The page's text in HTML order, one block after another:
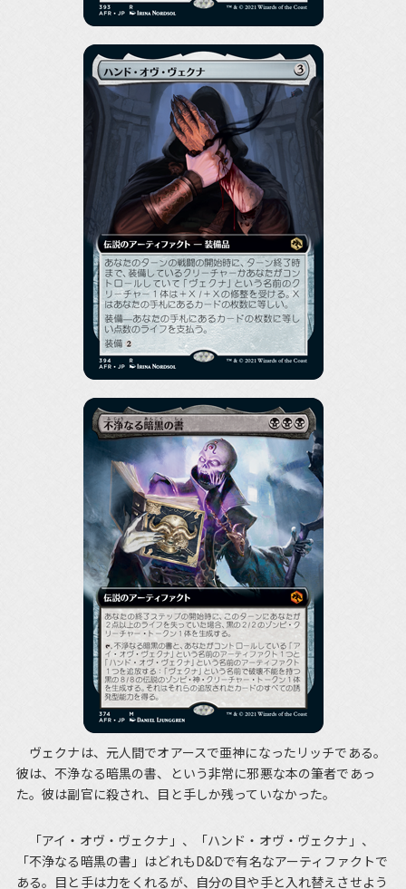
ヴェクナは、元人間でオアースで亜神になったリッチである。
彼は、不浄なる暗黒の書、という非常に邪悪な本の筆者であっ
た。彼は副官に殺され、目と手しか残っていなかった。
「アイ・オヴ・ヴェクナ」、「ハンド・オヴ・ヴェクナ」、
「不浄なる暗黒の書」はどれもD&Dで有名なアーティファクトで
ある。目と手は力をくれるが、自分の目や手と入れ替えさせよう